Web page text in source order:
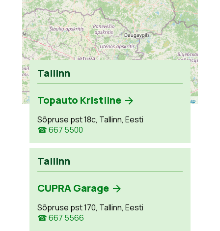
Leaflet OpenStreetMap
Tallinn
Topauto Kristiine
Sõpruse pst 18c, Tallinn, Eesti
☎ 667 5500
Tallinn
CUPRA Garage
Sõpruse pst 170, Tallinn, Eesti
☎ 667 5566